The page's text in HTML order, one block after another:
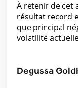
À retenir de cet
résultat record
que principal
volatilité
Degussa